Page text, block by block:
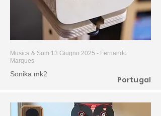
Musica & Som 13 Giugno 2025 - Fernando
Marques
Sonika mk2
Portugal